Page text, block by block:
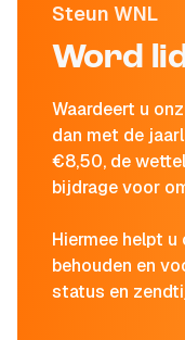
Steun WNL
Word
Waardeert u
dan met de
€8,50, de
bijdrage voor
Hiermee helpt
behouden en
status en